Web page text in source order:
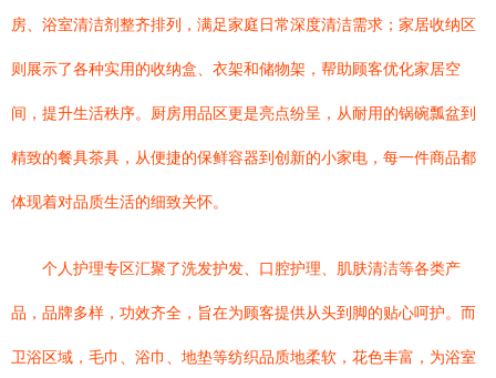
房、浴室清洁剂整齐排列，满足家庭日常深度清洁需求；家居收纳区
则展示了各种实用的收纳盒、衣架和储物架，帮助顾客优化家居空
间，提升生活秩序。厨房用品区更是亮点纷呈，从耐用的锅碗瓢盆到
精致的餐具茶具，从便捷的保鲜容器到创新的小家电，每一件商品都
体现着对品质生活的细致关怀。
个人护理专区汇聚了洗发护发、口腔护理、肌肤清洁等各类产
品，品牌多样，功效齐全，旨在为顾客提供从头到脚的贴心呵护。而
卫浴区域，毛巾、浴巾、地垫等纺织品质地柔软，花色丰富，为浴室